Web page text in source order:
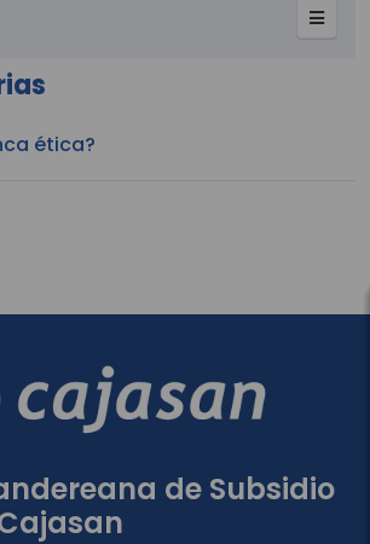
ética?
de Subsidio